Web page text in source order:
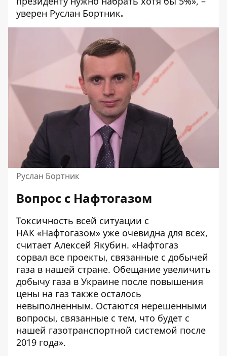
уверен Руслан Бортник.
Руслан Бортник
Вопрос с Нафтогазом
Токсичность всей ситуации с
НАК «Нафтогазом» уже очевидна для всех,
считает Алексей Якубин. «Нафтогаз
сорвал все проекты, связанные с добычей
газа в нашей стране. Обещание увеличить
добычу газа в Украине после повышения
цены на газ также осталось
невыполненным. Остаются нерешенными
вопросы, связанные с тем, что будет с
нашей газотранспортной системой после
2019 года».